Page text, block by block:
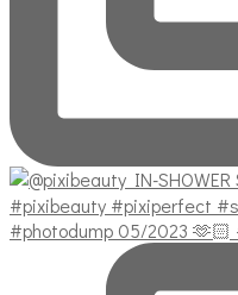
#photodump 05/2023